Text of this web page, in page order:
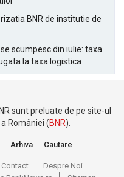
BNR de institutie de
scumpesc din iulie: taxa
la taxa logistica
sunt preluate de pe site-ul
României (BNR).
Arhiva Cautare
Contact
Despre Noi